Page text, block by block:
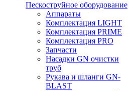
Пескоструйное оборудование
Аппараты
Комплектация LIGHT
Комплектация PRIME
Комплектация PRO
Запчасти
Насадки GN очистки
труб
Рукава и шланги GN-
BLAST